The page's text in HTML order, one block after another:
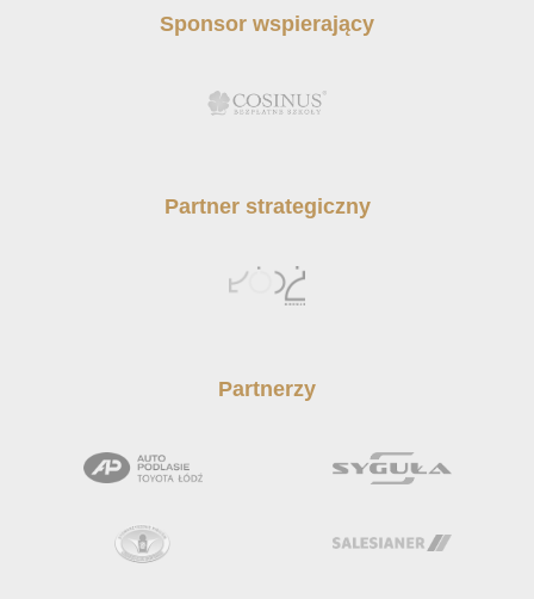
Sponsor wspierający
Partner strategiczny
Partnerzy